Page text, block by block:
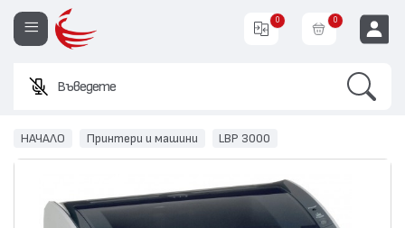
Въведете име или
0 0
НАЧАЛО Принтери и машини LBP 3000